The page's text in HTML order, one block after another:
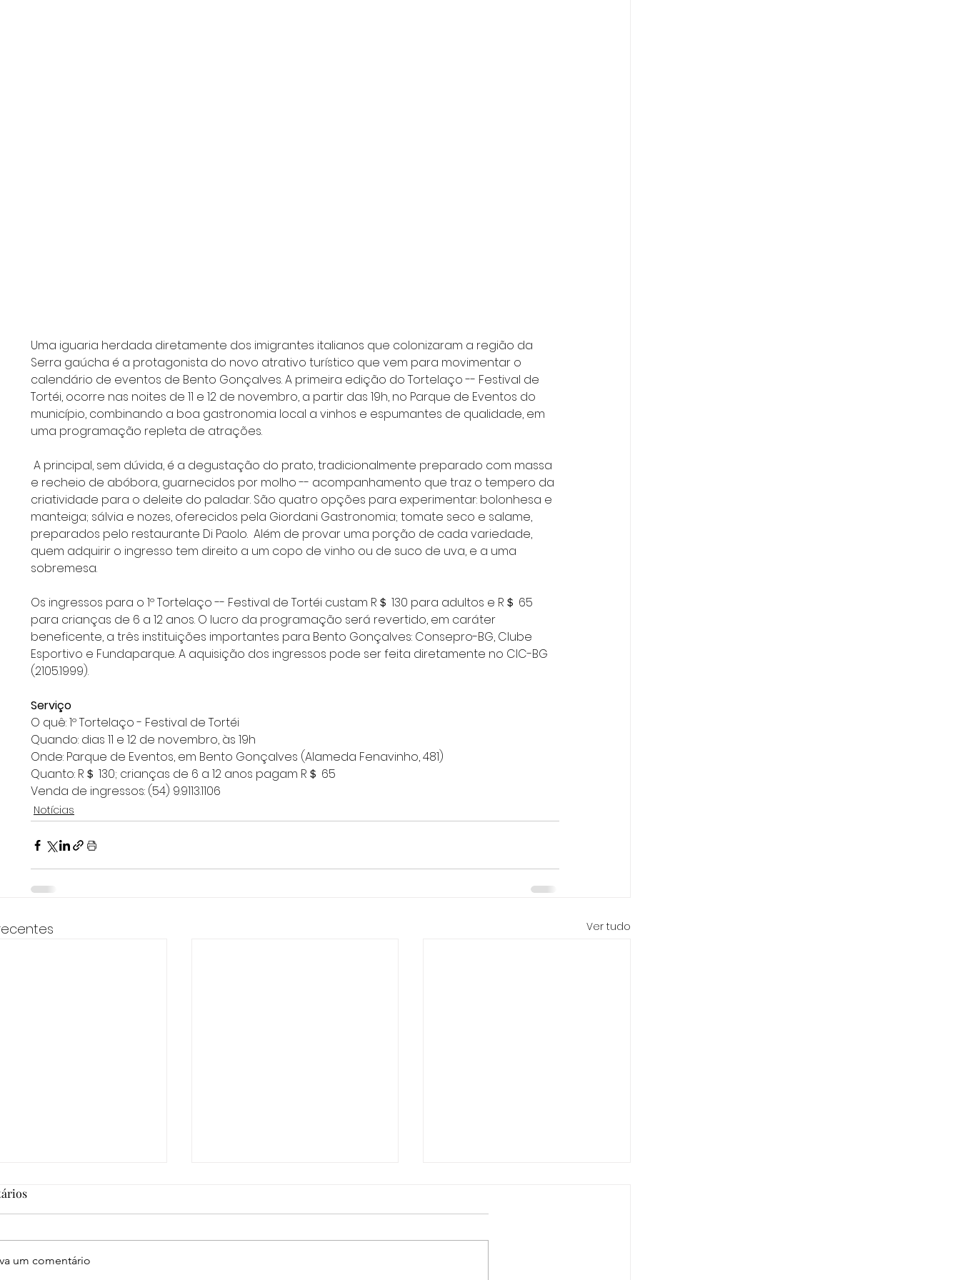
Uma iguaria herdada diretamente dos imigrantes italianos que colonizaram a região da
Serra gaúcha é a protagonista do novo atrativo turístico que vem para movimentar o
calendário de eventos de Bento Gonçalves. A primeira edição do Tortelaço -- Festival de
Tortéi, ocorre nas noites de 11 e 12 de novembro, a partir das 19h, no Parque de Eventos do
município, combinando a boa gastronomia local a vinhos e espumantes de qualidade, em
uma programação repleta de atrações.
e recheio de abóbora, guarnecidos por molho -- acompanhamento que traz o tempero da
criatividade para o deleite do paladar. São quatro opções para experimentar: bolonhesa e
manteiga; sálvia e nozes, oferecidos pela Giordani Gastronomia; tomate seco e salame,
preparados pelo restaurante Di Paolo.  Além de provar uma porção de cada variedade,
quem adquirir o ingresso tem direito a um copo de vinho ou de suco de uva, e a uma
sobremesa.
Os ingressos para o 1º Tortelaço -- Festival de Tortéi custam R＄ 130 para adultos e R＄ 65
para crianças de 6 a 12 anos. O lucro da programação será revertido, em caráter
beneficente, a três instituições importantes para Bento Gonçalves: Consepro-BG, Clube
Esportivo e Fundaparque. A aquisição dos ingressos pode ser feita diretamente no CIC-BG
(2105.1999).
Serviço
O quê: 1º Tortelaço - Festival de Tortéi
Quando: dias 11 e 12 de novembro, às 19h
Onde: Parque de Eventos, em Bento Gonçalves (Alameda Fenavinho, 481)
Quanto: R＄ 130; crianças de 6 a 12 anos pagam R＄ 65
Venda de ingressos: (54) 9.9113.1106
Notícias
Ver tudo
um comentário